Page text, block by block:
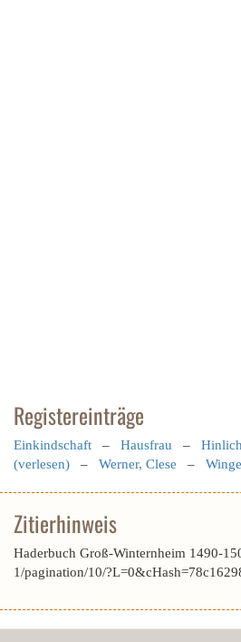
Registereinträge
Einkindschaft – Hausfrau – Hinlich
(verlesen) – Werner, Clese –
Zitierhinweis
Haderbuch Groß-Winternheim 1490-
1/pagination/10/